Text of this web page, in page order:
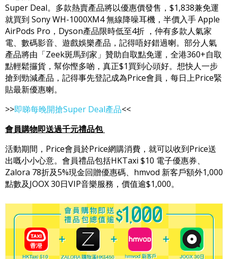
Super Deal。多款熱賣產品將以優惠價發售，$1,838兼免運
就買到 Sony WH-1000XM4 無線降噪耳機，半價入手 Apple
AirPods Pro，Dyson產品限時低至4折 ，仲有多款人氣家
電、數碼影音、遊戲娛樂產品，記得唔好錯過喇。部分人氣
產品將由「Zeek斑馬到家」贊助自取點免運，全港360+自取
點輕鬆攞貨，幫你慳多啲，真正$1買到心頭好。想快人一步
搶到勁減產品，記得事先登記成為Price會員，每日上Price緊
貼最新優惠喇。
>>即睇每晚開搶Super Deal產品<<
會員購物即送過千元禮品包
活動期間，Price會員於Price網購消費，就可以收到Price送
出嘅小小心意。會員禮品包括HKTaxi $10 電子優惠券、
Zalora 78折及5%現金回贈優惠碼、hmvod 新客戶額外1,000
點數及JOOX 30日VIP音樂服務，價值逾$1,000。